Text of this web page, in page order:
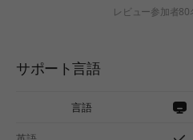
レビュー参加者80
サポート言語
言語